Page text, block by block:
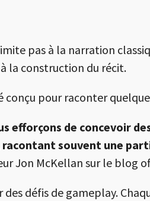
pas à la narration
la construction du récit.
pour raconter
efforçons de concevoir
souvent une
Jon McKellan sur le blog
défis de gameplay.